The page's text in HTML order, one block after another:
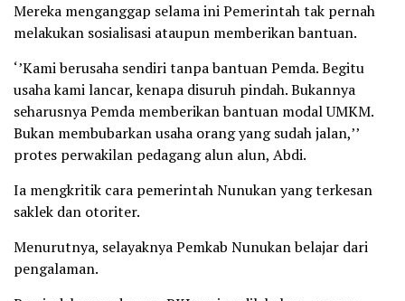
Mereka menganggap selama ini Pemerintah tak pernah
melakukan sosialisasi ataupun memberikan bantuan.
‘’Kami berusaha sendiri tanpa bantuan Pemda. Begitu
usaha kami lancar, kenapa disuruh pindah. Bukannya
seharusnya Pemda memberikan bantuan modal UMKM.
Bukan membubarkan usaha orang yang sudah jalan,’’
protes perwakilan pedagang alun alun, Abdi.
Ia mengkritik cara pemerintah Nunukan yang terkesan
saklek dan otoriter.
Menurutnya, selayaknya Pemkab Nunukan belajar dari
pengalaman.